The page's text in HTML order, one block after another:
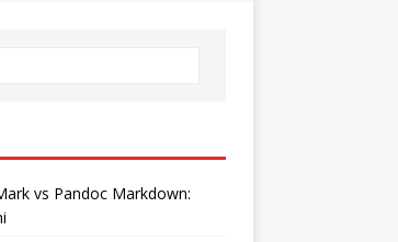
vs Pandoc Markdown: